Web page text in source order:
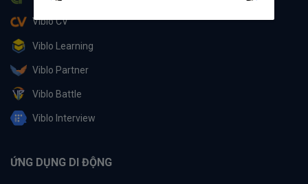
Viblo CV
Viblo Learning
Viblo Partner
Viblo Battle
Viblo Interview
ỨNG DỤNG DI ĐỘNG